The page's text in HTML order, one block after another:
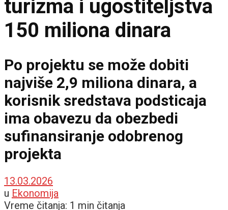
turizma i ugostiteljstva
150 miliona dinara
Po projektu se može dobiti
najviše 2,9 miliona dinara, a
korisnik sredstava podsticaja
ima obavezu da obezbedi
sufinansiranje odobrenog
projekta
13.03.2026
u Ekonomija
Vreme čitanja: 1 min čitanja